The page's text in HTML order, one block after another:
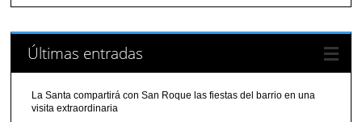
Últimas entradas
La Santa compartirá con San Roque las fiestas del barrio en una
visita extraordinaria